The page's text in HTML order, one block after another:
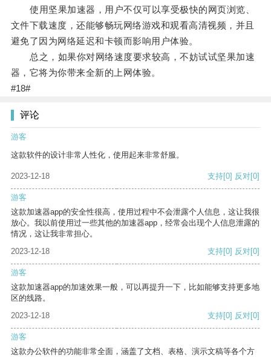
使用坚果加速器，用户不仅可以享受极快的网页浏览、
文件下载速度，还能够畅玩网络游戏和观看高清视频，并且
避免了因为网络延迟和卡顿而影响用户体验。
总之，如果你对网络速度要求较高，不妨试试坚果加速
器，它将为你带来全新的上网体验。
#18#
评论
游客
这款软件的设计非常人性化，使用起来非常舒服。
2023-12-18 支持[0] 反对[0]
游客
这款加速器app的安全性很高，使用过程中不会泄露个人信息，这让我很
放心。我以前使用过一些其他的加速器app，经常会出现个人信息泄露的
情况，这让我非常担心。
2023-12-18
支持[0] 反对[0]
游客
这款加速器app的加速效果一般，可以再提升一下，比如能够支持更多地
区的线路。
2023-12-18
支持[0] 反对[0]
游客
这款办公软件的功能非常全面，涵盖了文档、表格、演示文稿等各个方